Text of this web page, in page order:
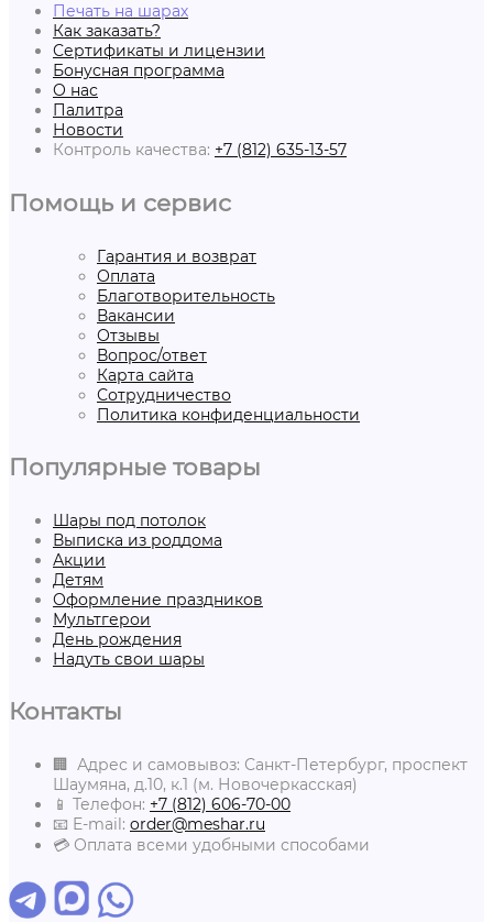
Печать на шарах
Как заказать?
Сертификаты и лицензии
Бонусная программа
О нас
Палитра
Новости
Контроль качества: +7 (812) 635-13-57
Помощь и сервис
Гарантия и возврат
Оплата
Благотворительность
Вакансии
Отзывы
Вопрос/ответ
Карта сайта
Сотрудничество
Политика конфиденциальности
Популярные товары
Шары под потолок
Выписка из роддома
Акции
Детям
Оформление праздников
Мультгерои
День рождения
Надуть свои шары
Контакты
🏢 Адрес и самовывоз: Санкт-Петербург, проспект
Шаумяна, д.10, к.1 (м. Новочеркасская)
📱 Телефон: +7 (812) 606-70-00
📧 E-mail: order@meshar.ru
💳 Оплата всеми удобными способами